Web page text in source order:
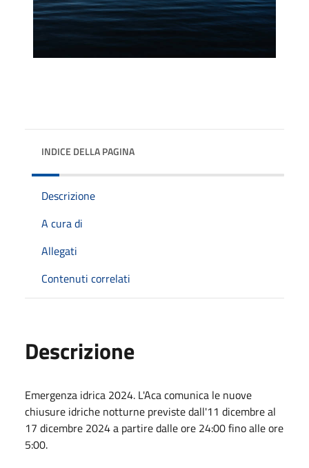
INDICE DELLA PAGINA
Descrizione
A cura di
Allegati
Contenuti correlati
Descrizione
Emergenza idrica 2024. L'Aca comunica le nuove
chiusure idriche notturne previste dall'11 dicembre al
17 dicembre 2024 a partire dalle ore 24:00 fino alle ore
5:00.